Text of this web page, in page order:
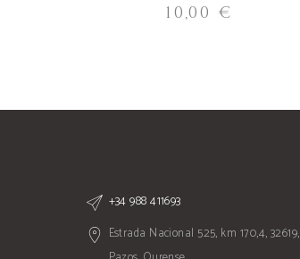
10,00 €
+34 988 411693
Estrada Nacional 525, km 170,4, 32619,